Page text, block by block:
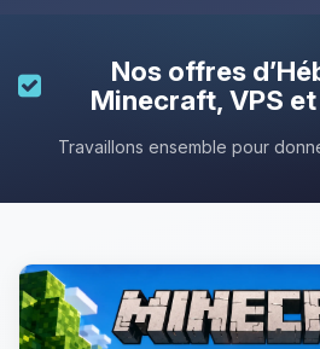
Nos offres d’
Minecraft, VPS
Travaillons ensemble pour